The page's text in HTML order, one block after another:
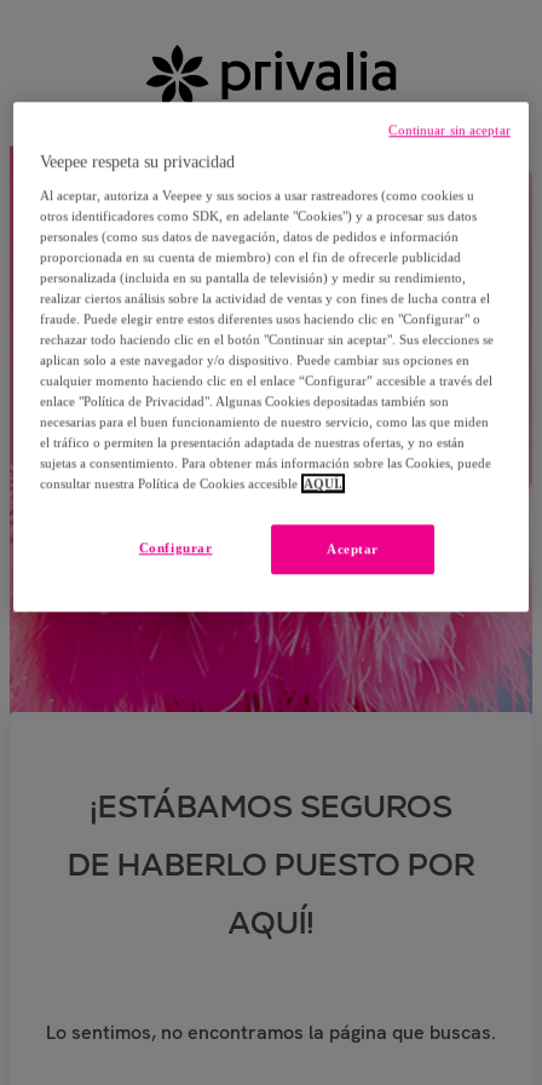
¡ESTÁBAMOS SEGUROS
DE HABERLO PUESTO POR
AQUÍ!
Lo sentimos, no encontramos la página que buscas.
Veepee respeta su privacidad
Al aceptar, autoriza a Veepee y sus socios a usar rastreadores (como cookies u
otros identificadores como SDK, en adelante "Cookies") y a procesar sus datos
personales (como sus datos de navegación, datos de pedidos e información
proporcionada en su cuenta de miembro) con el fin de ofrecerle publicidad
personalizada (incluida en su pantalla de televisión) y medir su rendimiento,
realizar ciertos análisis sobre la actividad de ventas y con fines de lucha contra el
fraude. Puede elegir entre estos diferentes usos haciendo clic en "Configurar" o
rechazar todo haciendo clic en el botón "Continuar sin aceptar". Sus elecciones se
aplican solo a este navegador y/o dispositivo. Puede cambiar sus opciones en
cualquier momento haciendo clic en el enlace “Configurar” accesible a través del
enlace "Política de Privacidad". Algunas Cookies depositadas también son
necesarias para el buen funcionamiento de nuestro servicio, como las que miden
el tráfico o permiten la presentación adaptada de nuestras ofertas, y no están
sujetas a consentimiento. Para obtener más información sobre las Cookies, puede
consultar nuestra Política de Cookies accesible AQUÍ.
Aceptar
Configurar
Continuar sin aceptar